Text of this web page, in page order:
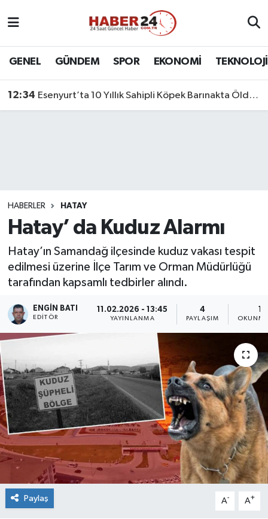
GENEL GÜNDEM SPOR EKONOMİ TEKNOLOJİ
12:34 Esenyurt’ta 10 Yıllık Sahipli Köpek Barınakta Öldü: Aileden Otopsi ve Soruşturma Talebi
HABERLER HATAY
Hatay’ da Kuduz Alarmı
Hatay’ın Samandağ ilçesinde kuduz vakası tespit
edilmesi üzerine İlçe Tarım ve Orman Müdürlüğü
tarafından kapsamlı tedbirler alındı.
ENGIN BATI
EDITÖR
11.02.2026 - 13:45
YAYINLANMA
4
PAYLAŞIM
Paylaş A- A+
Nöbetçi Eczaneler
Son Dakika Haberleri
Haber Arşivi